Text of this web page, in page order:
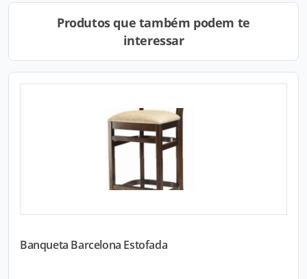
Produtos que também podem te
interessar
Banqueta Barcelona Estofada